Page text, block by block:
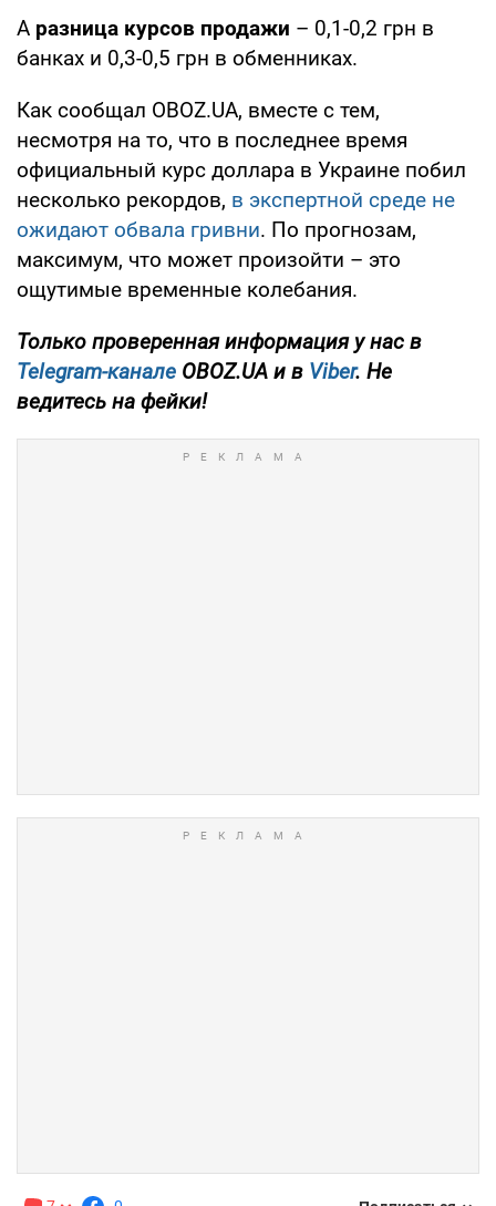
А разница курсов продажи – 0,1-0,2 грн в
банках и 0,3-0,5 грн в обменниках.
Как сообщал OBOZ.UA, вместе с тем,
несмотря на то, что в последнее время
официальный курс доллара в Украине побил
несколько рекордов, в экспертной среде не
ожидают обвала гривни. По прогнозам,
максимум, что может произойти – это
ощутимые временные колебания.
Только проверенная информация у нас в
Telegram-канале OBOZ.UA и в Viber. Не
ведитесь на фейки!